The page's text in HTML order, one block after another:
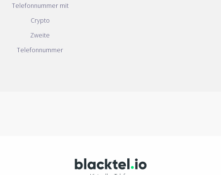
Telefonnummer mit
Crypto
Zweite
Telefonnummer